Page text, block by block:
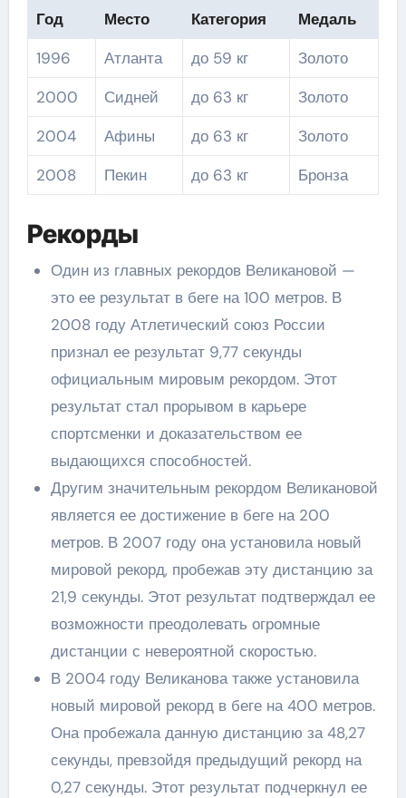
Год Место Категория
Медаль
1996
Атланта до 59 кг
Золото
2000
Сидней до 63 кг
Золото
2004
Афины до 63 кг
Золото
2008
Пекин до 63 кг Бронза
Рекорды
Один из главных рекордов Великановой —
это ее результат в беге на 100 метров. В
2008 году Атлетический союз России
признал ее результат 9,77 секунды
официальным мировым рекордом. Этот
результат стал прорывом в карьере
спортсменки и доказательством ее
выдающихся способностей.
Другим значительным рекордом Великановой
является ее достижение в беге на 200
метров. В 2007 году она установила новый
мировой рекорд, пробежав эту дистанцию за
21,9 секунды. Этот результат подтверждал ее
возможности преодолевать огромные
дистанции с невероятной скоростью.
В 2004 году Великанова также установила
новый мировой рекорд в беге на 400 метров.
Она пробежала данную дистанцию за 48,27
секунды, превзойдя предыдущий рекорд на
0,27 секунды. Этот результат подчеркнул ее